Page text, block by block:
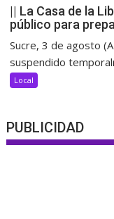
|| La Casa de la
público para
Sucre, 3 de agosto
suspendido
Local
PUBLICIDAD